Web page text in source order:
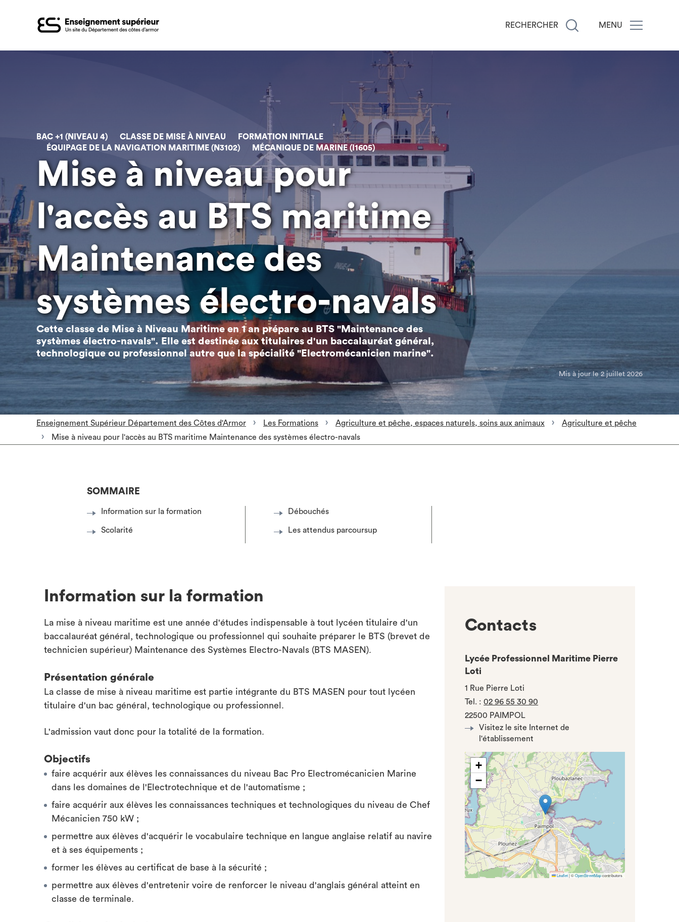
RECHERCHER MENU
BAC +1 (NIVEAU 4) CLASSE DE MISE À NIVEAU
FORMATION INITIALE
ÉQUIPAGE DE LA NAVIGATION MARITIME (N3102)
MÉCANIQUE DE MARINE (I1605)
Mise à niveau pour
l'accès au BTS maritime
Maintenance des
systèmes électro-navals
Cette classe de Mise à Niveau Maritime en 1 an prépare au BTS "Maintenance des
systèmes électro-navals". Elle est destinée aux titulaires d'un baccalauréat général,
technologique ou professionnel autre que la spécialité "Electromécanicien marine".
Mis à jour le 2 juillet 2026
Enseignement Supérieur Département des Côtes d'Armor Les Formations Agriculture et pêche, espaces naturels, soins aux animaux
Agriculture et pêche
Mise à niveau pour l'accès au BTS maritime Maintenance des systèmes électro-navals
SOMMAIRE
Information sur la formation
Scolarité
Débouchés
Les attendus parcoursup
Information sur la formation
La mise à niveau maritime est une année d'études indispensable à tout lycéen titulaire d'un
baccalauréat général, technologique ou professionnel qui souhaite préparer le BTS (brevet de
technicien supérieur) Maintenance des Systèmes Electro-Navals (BTS MASEN).
Présentation générale
La classe de mise à niveau maritime est partie intégrante du BTS MASEN pour tout lycéen
titulaire d'un bac général, technologique ou professionnel.
L'admission vaut donc pour la totalité de la formation.
Objectifs
faire acquérir aux élèves les connaissances du niveau Bac Pro Electromécanicien Marine
dans les domaines de l'Electrotechnique et de l'automatisme ;
faire acquérir aux élèves les connaissances techniques et technologiques du niveau de Chef
Mécanicien 750 kW ;
permettre aux élèves d'acquérir le vocabulaire technique en langue anglaise relatif au navire
et à ses équipements ;
former les élèves au certificat de base à la sécurité ;
permettre aux élèves d'entretenir voire de renforcer le niveau d'anglais général atteint en
classe de terminale.
Contacts
Lycée Professionnel Maritime Pierre
Loti
1 Rue Pierre Loti
Tel. :02 96 55 30 90
22500 PAIMPOL
Visitez le site Internet de
l'établissement
+
−
Leaflet|©OpenStreetMapcontributors